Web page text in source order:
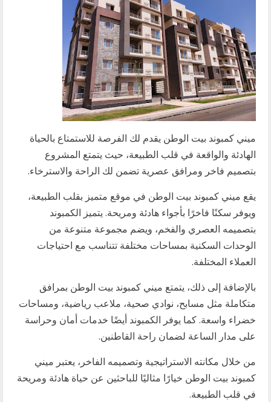
ميني كمبوند بيت الوطن يقدم لك الفرصة للاستمتاع بالحياة
الهادئة والواقعة في قلب الطبيعة، حيث يتمتع المشروع
بتصميم فاخر ومرافق عصرية تضمن لك الراحة والاسترخاء.
يقع ميني كمبوند بيت الوطن في موقع متميز بقلب الطبيعة،
ويوفر سكنًا فاخرًا بأجواء هادئة ومريحة. يتميز الكمبوند
بتصميمه العصري والفخم، ويضم مجموعة متنوعة من
الوحدات السكنية بمساحات مختلفة تتناسب مع احتياجات
العملاء المختلفة.
بالإضافة إلى ذلك، يتمتع ميني كمبوند بيت الوطن بمرافق
متكاملة مثل مسابح، نوادي صحية، ملاعب رياضية، ومساحات
خضراء واسعة. كما يوفر الكمبوند أيضًا خدمات أمان وحراسة
على مدار الساعة لضمان راحة القاطنين.
من خلال مكانته الاستراتيجية وتصميمه الفاخر، يعتبر ميني
كمبوند بيت الوطن خيارًا مثاليًا للباحثين عن حياة هادئة ومريحة
في قلب الطبيعة.